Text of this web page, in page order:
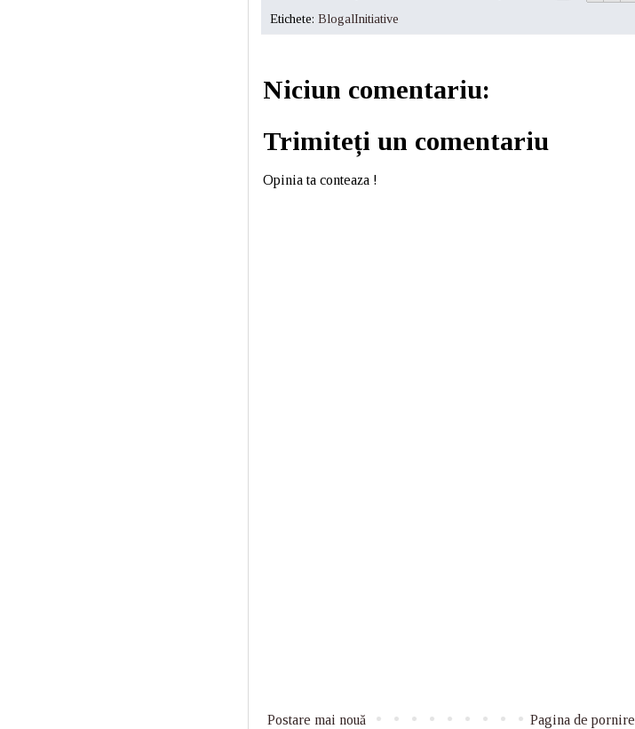
Etichete: BlogalInitiative
Niciun comentariu:
Trimiteți un comentariu
Opinia ta conteaza !
Postare mai nouă Pagina de pornire